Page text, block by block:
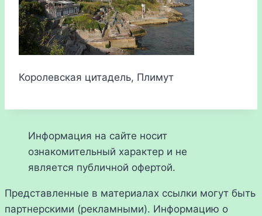
Королевская цитадель, Плимут
Информация на сайте носит
ознакомительный характер и не
является публичной офертой.
Представленные в материалах ссылки могут быть
партнерскими (рекламными). Информацию о